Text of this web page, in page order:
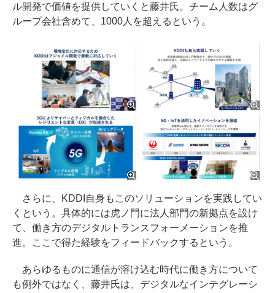
ル開発で価値を提供していくと藤井氏。チーム人数はグ
ループ会社含めて、1000人を超えるという。
さらに、KDDI自身もこのソリューションを実践してい
くという。具体的には虎ノ門に法人部門の新拠点を設け
て、働き方のデジタルトランスフォーメーションを推
進。ここで得た経験をフィードバックするという。
あらゆるものに通信が溶け込む時代に働き方について
も例外ではなく、藤井氏は、デジタルなインテグレーシ